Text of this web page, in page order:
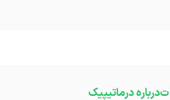
درباره درماتیپیک